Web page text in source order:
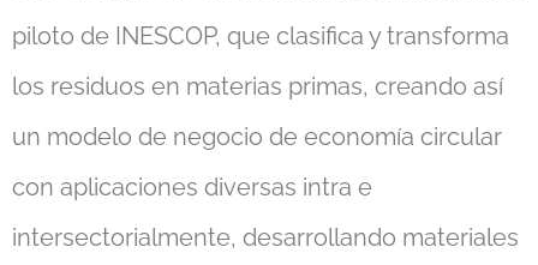
piloto de INESCOP, que clasifica y transforma
los residuos en materias primas, creando así
un modelo de negocio de economía circular
con aplicaciones diversas intra e
intersectorialmente, desarrollando materiales